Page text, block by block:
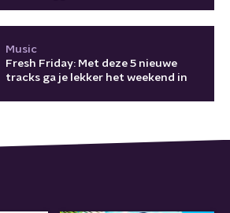
Music
Fresh Friday: Met deze 5 nieuwe
tracks ga je lekker het weekend in